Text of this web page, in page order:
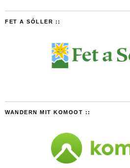
FET A SÓLLER ::
WANDERN MIT KOMOOT ::